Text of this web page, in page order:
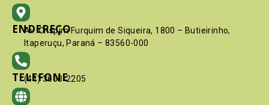
ENDEREÇO
Av. Crispim Furquim de Siqueira, 1800 – Butieirinho,
Itaperuçu, Paraná – 83560-000
TELEFONE
(41) 3603-2205